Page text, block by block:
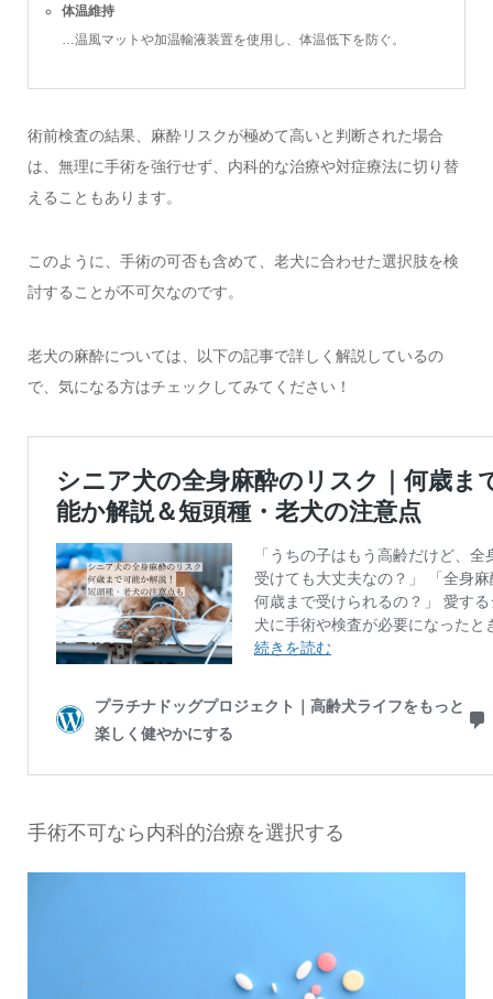
体温維持
…温風マットや加温輸液装置を使用し、体温低下を防ぐ。
術前検査の結果、麻酔リスクが極めて高いと判断された場合
は、無理に手術を強行せず、内科的な治療や対症療法に切り替
えることもあります。
このように、手術の可否も含めて、老犬に合わせた選択肢を検
討することが不可欠なのです。
老犬の麻酔については、以下の記事で詳しく解説しているの
で、気になる方はチェックしてみてください！
手術不可なら内科的治療を選択する